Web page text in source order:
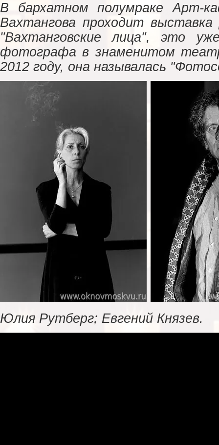
В бархатном полумраке Арт-
Вахтангова проходит
"Вахтанговские лица", это
фотографа в знаменитом
2012 году, она называлась
Юлия Рутберг; Евгений Князев.